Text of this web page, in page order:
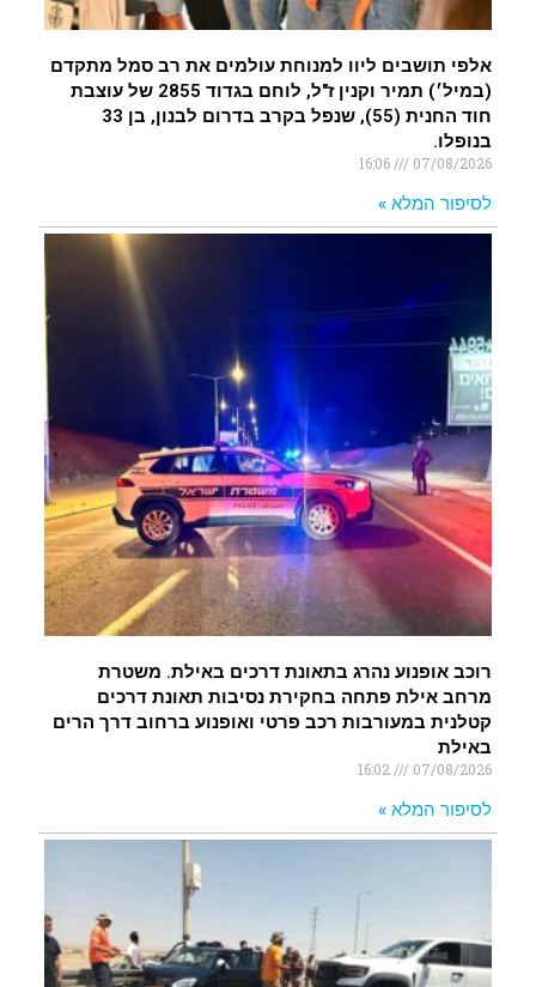
אלפי תושבים ליוו למנוחת עולמים את רב סמל מתקדם
(במיל׳) תמיר וקנין ז"ל, לוחם בגדוד 2855 של עוצבת
חוד החנית (55), שנפל בקרב בדרום לבנון, בן 33
בנופלו.
07/08/2026
16:06
לסיפור המלא »
רוכב אופנוע נהרג בתאונת דרכים באילת. משטרת
מרחב אילת פתחה בחקירת נסיבות תאונת דרכים
קטלנית במעורבות רכב פרטי ואופנוע ברחוב דרך הרים
באילת
07/08/2026
16:02
לסיפור המלא »